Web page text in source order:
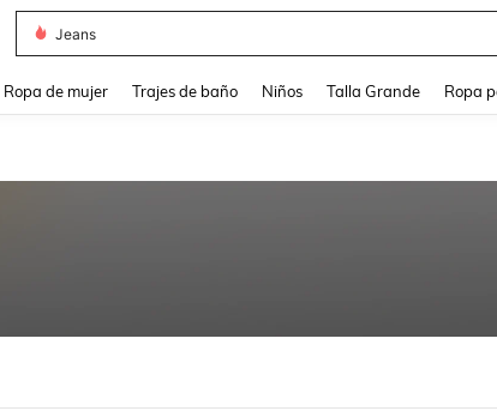
Jeans
Ropa de mujer Trajes de baño Niños Talla Grande Ropa